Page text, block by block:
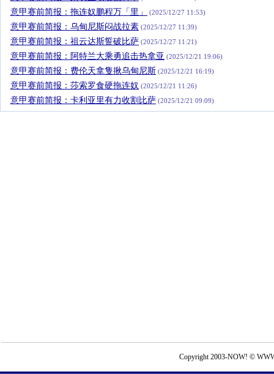
意甲赛前简报：拖连奴鹏程万「里」 (2025/12/27 11:53)
意甲赛前简报：乌甸尼斯闷战拉素 (2025/12/27 11:39)
意甲赛前简报：祖云达斯誓破比萨 (2025/12/27 11:21)
意甲赛前简报：阿特兰大乘勇追击热拿亚 (2025/12/21 19:06)
意甲赛前简报：费伦天拿隻揪乌甸尼斯 (2025/12/21 16:19)
意甲赛前简报：莎索罗食硬拖连奴 (2025/12/21 11:26)
意甲赛前简报：卡利亚里有力收割比萨 (2025/12/21 09:09)
Copyright 2003-NOW! ©